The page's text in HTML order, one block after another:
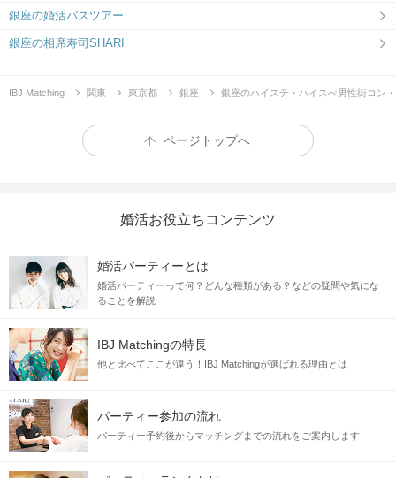
銀座の婚活バスツアー
銀座の相席寿司SHARI
IBJ Matching 関東 東京都 銀座 銀座のハイステ・ハイスぺ男性街コン
ページトップへ
婚活お役立ちコンテンツ
婚活パーティーとは
婚活パーティーって何？どんな種類がある？などの疑問や気にな
ることを解説
IBJ Matchingの特長
他と比べてここが違う！IBJ Matchingが選ばれる理由とは
パーティー参加の流れ
パーティー予約後からマッチングまでの流れをご案内します